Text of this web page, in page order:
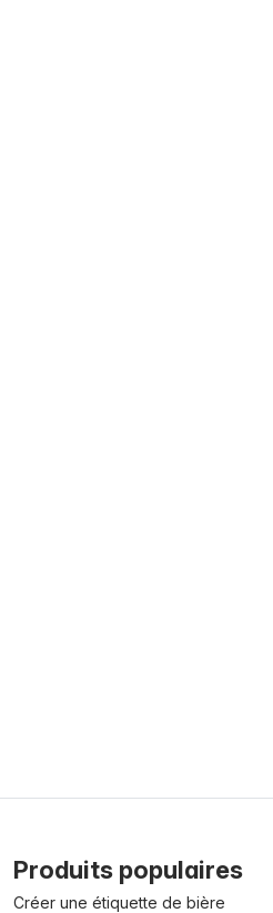
Produits populaires
Créer une étiquette de bière